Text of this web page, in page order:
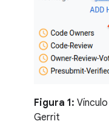
Figura 1:
Gerrit